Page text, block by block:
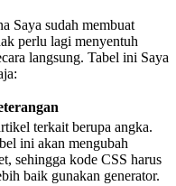
Saya sudah membuat
perlu lagi menyentuh
langsung. Tabel ini Saya
terkait berupa angka.
ini akan mengubah
sehingga kode CSS harus
baik gunakan generator.